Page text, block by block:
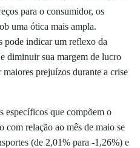
para o consumidor, os
uma ótica mais ampla.
pode indicar um reflexo da
diminuir sua margem de lucro
prejuízos durante a crise
específicos que compõem o
com relação ao mês de maio se
(de 2,01% para -1,26%) e